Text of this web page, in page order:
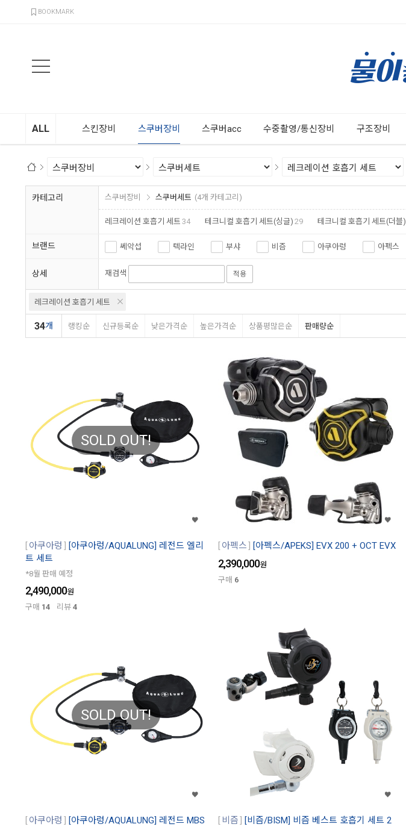
BOOKMARK
ALL 스킨장비 스쿠버장비 스쿠버acc 수중촬영/통신장비 구조장비
카테고리 스쿠버장비 스쿠버세트 (4개 카테고리)
레크레이션 호흡기 세트 34 테크니컬 호흡기 세트(싱글) 29 테크니컬 호흡기 세트(더블)
브랜드 쎄악섭 텍라인 부샤 비즘 아쿠아렁 아펙스
상세 재검색 적용
레크레이션 호흡기 세트
34개 랭킹순 신규등록순 낮은가격순 높은가격순 상품평많은순 판매량순
SOLD OUT!
아쿠아렁
[아쿠아렁/AQUALUNG] 레전드 엘리
트 세트
*8월 판매 예정
2,490,000원
구매 14 리뷰 4
아펙스 [아펙스/APEKS] EVX 200 + OCT EVX
2,390,000원
구매 6
SOLD OUT!
아쿠아렁
[아쿠아렁/AQUALUNG] 레전드 MBS
비즘 [비즘/BISM] 비즘 베스트 호흡기 세트 2